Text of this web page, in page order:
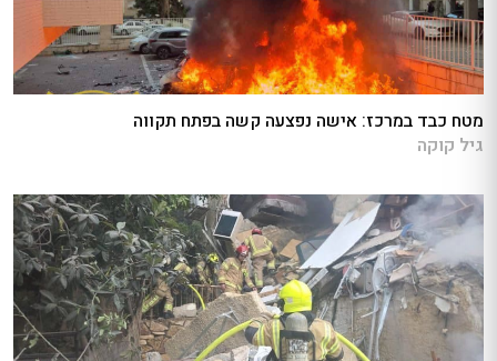
מטח כבד במרכז: אישה נפצעה קשה בפתח תקווה
גיל קוקה